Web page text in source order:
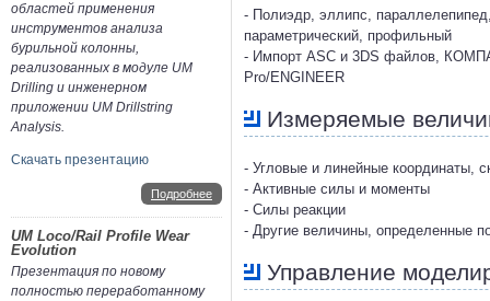
областей применения
инструментов анализа
бурильной колонны,
реализованных в модуле UM
Drilling и инженерном
приложении UM Drillstring
Analysis.
Скачать презентацию
Подробнее
UM Loco/Rail Profile Wear
Evolution
Презентация по новому
полностью переработанному
- Полиэдр, эллипс,
параметрический, профильный
- Импорт ASC и 3DS файлов,
Pro/ENGINEER
Измеряемые
- Угловые и линейные координаты,
- Активные силы и моменты
- Силы реакции
- Другие величины, определенные
Управление